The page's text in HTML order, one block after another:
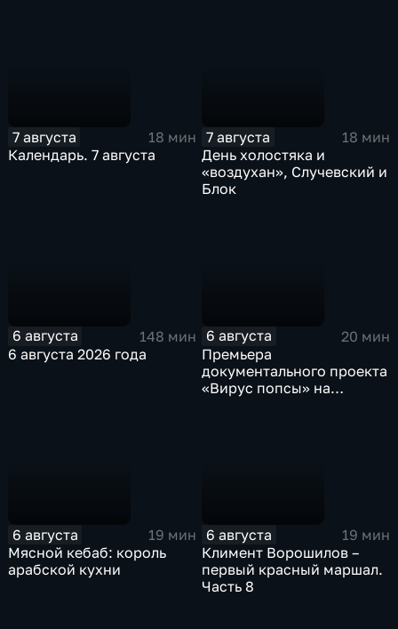
7 августа
18 мин
Календарь. 7 августа
7 августа
18 мин
День холостяка и
«воздухан», Случевский и
Блок
6 августа
148 мин
6 августа 2026 года
6 августа
20 мин
Премьера
документального проекта
«Вирус попсы» на
6 августа
19 мин
Мясной кебаб: король
арабской кухни
6 августа
19 мин
Климент Ворошилов –
первый красный маршал.
Часть 8